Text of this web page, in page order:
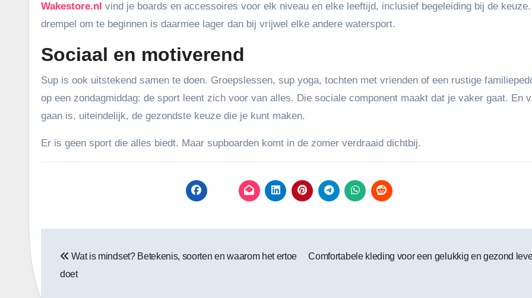
Wakestore.nl vind je boards en accessoires voor elk niveau en elke leeftijd, inclusief begeleiding bij de
drempel om te beginnen is daarmee lager dan bij vrijwel elke andere watersport.
Sociaal en motiverend
Sup is ook uitstekend samen te doen. Groepslessen, sup yoga, tochten met vrienden of een rustige
op een zondagmiddag: de sport leent zich voor van alles. Die sociale component maakt dat je vaker gaat. En
gaan is, uiteindelijk, de gezondste keuze die je kunt maken.
Er is geen sport die alles biedt. Maar supboarden komt in de zomer verdraaid dichtbij.
navigatie
Wat is mindset? Betekenis, soorten en waarom het ertoe
doet
Comfortabele kleding voor een gelukkig en gezond